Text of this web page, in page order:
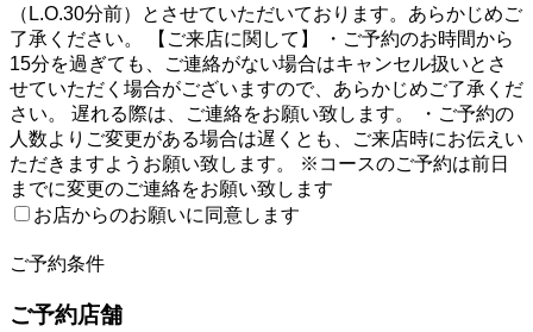
（L.O.30分前）とさせていただいております。あらかじめご
了承ください。 【ご来店に関して】 ・ご予約のお時間から
15分を過ぎても、ご連絡がない場合はキャンセル扱いとさ
せていただく場合がございますので、あらかじめご了承くだ
さい。 遅れる際は、ご連絡をお願い致します。 ・ご予約の
人数よりご変更がある場合は遅くとも、ご来店時にお伝えい
ただきますようお願い致します。 ※コースのご予約は前日
までに変更のご連絡をお願い致します
お店からのお願いに同意します
ご予約条件
ご予約店舗